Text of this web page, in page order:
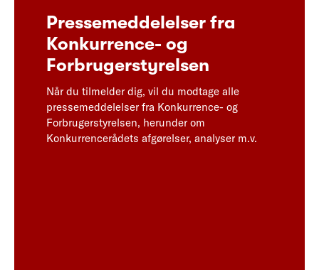
Pressemeddelelser fra
Konkurrence- og
Forbrugerstyrelsen
Når du tilmelder dig, vil du modtage alle
pressemeddelelser fra Konkurrence- og
Forbrugerstyrelsen, herunder om
Konkurrencerådets afgørelser, analyser m.v.